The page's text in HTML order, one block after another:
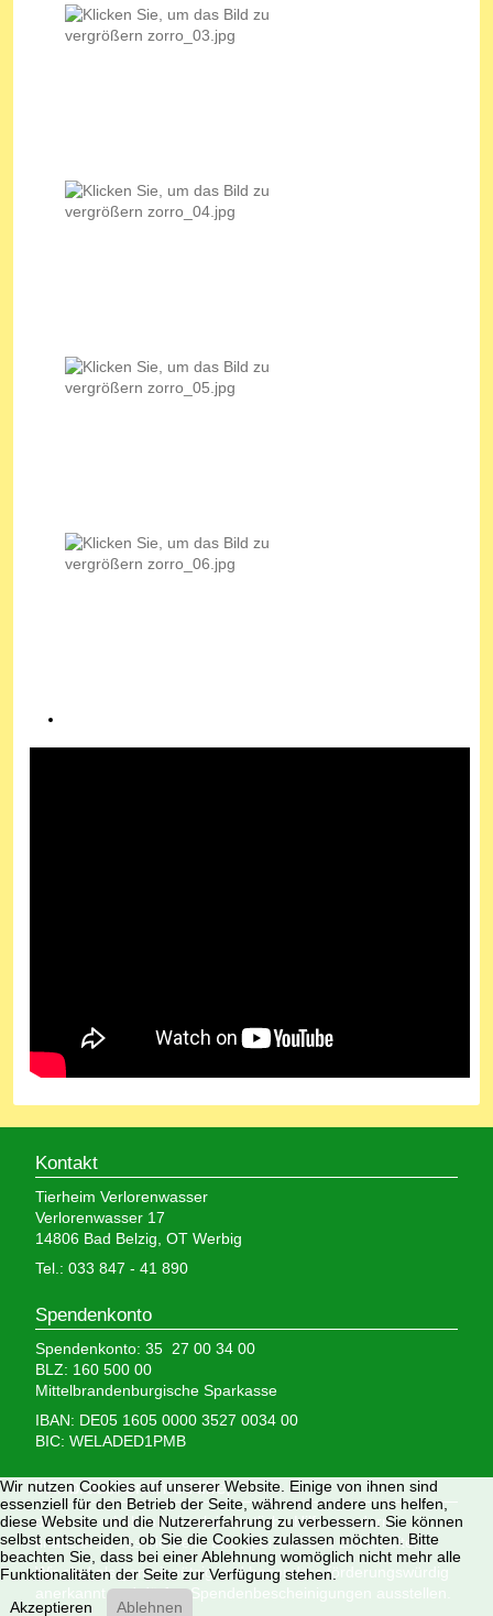
Kontakt
Tierheim Verlorenwasser
Verlorenwasser 17
14806 Bad Belzig, OT Werbig
Tel.: 033 847 - 41 890
Spendenkonto
Spendenkonto: 35 27 00 34 00
BLZ: 160 500 00
Mittelbrandenburgische Sparkasse
IBAN: DE05 1605 0000 3527 0034 00
BIC: WELADED1PMB
Wir brauchen Ihre Hilfe,
denn wir erhalten keinerlei staatliche Hilfe, sondern
finanzieren das Tierheim aus Spenden und Erbschaften.
Wir sind als gemeinnützig und besonders förderungswürdig
anerkannt und dürfen Spendenbescheinigungen ausstellen.
Wir nutzen Cookies auf unserer Website. Einige von ihnen sind
essenziell für den Betrieb der Seite, während andere uns helfen,
diese Website und die Nutzererfahrung zu verbessern. Sie können
selbst entscheiden, ob Sie die Cookies zulassen möchten. Bitte
beachten Sie, dass bei einer Ablehnung womöglich nicht mehr alle
Funktionalitäten der Seite zur Verfügung stehen.
Akzeptieren
Ablehnen